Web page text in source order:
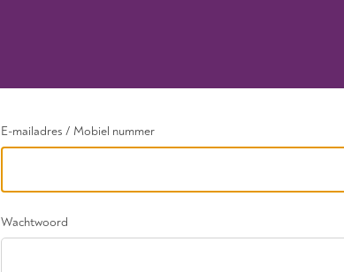
E-mailadres / Mobiel nummer
Wachtwoord